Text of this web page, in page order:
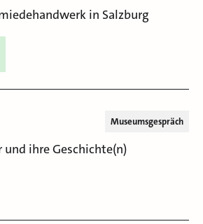
in Salzburg
Museumsgespräch
und ihre Geschichte(n)